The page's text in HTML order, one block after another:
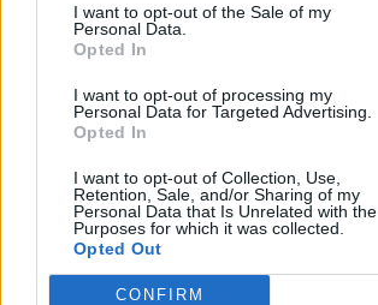
I want to opt-out of the Sale of my
Personal Data.
Opted In
I want to opt-out of processing my
Personal Data for Targeted Advertising.
Opted In
I want to opt-out of Collection, Use,
Retention, Sale, and/or Sharing of my
Personal Data that Is Unrelated with the
Purposes for which it was collected.
Opted Out
CONFIRM
08/08/2026 08:38